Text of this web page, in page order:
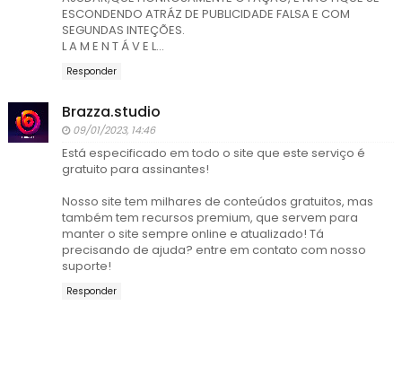
ESCONDENDO ATRÁZ DE PUBLICIDADE FALSA E COM
SEGUNDAS INTEÇÕES.
L A M E N T Á V E L...
Responder
Brazza.studio
09/01/2023, 14:46
Está especificado em todo o site que este serviço é
gratuito para assinantes!
Nosso site tem milhares de conteúdos gratuitos, mas
também tem recursos premium, que servem para
manter o site sempre online e atualizado! Tá
precisando de ajuda? entre em contato com nosso
suporte!
Responder